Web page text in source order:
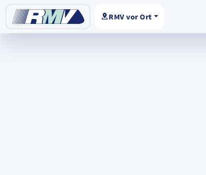
RMV vor Ort